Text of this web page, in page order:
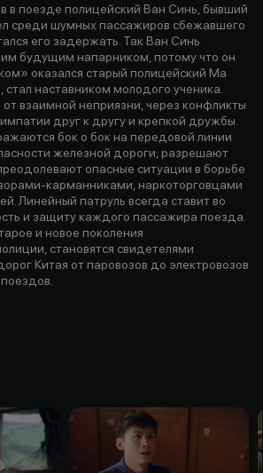
в поезде полицейский Ван Синь, бывший
среди шумных пассажиров сбежавшего
его задержать. Так Ван Синь
будущим напарником, потому что он
оказался старый полицейский Ма
стал наставником молодого ученика.
от взаимной неприязни, через конфликты
друг к другу и крепкой дружбы.
бок о бок на передовой линии
железной дороги, разрешают
опасные ситуации в борьбе
карманниками, наркоторговцами
Линейный патруль всегда ставит во
и защиту каждого пассажира поезда.
и новое поколения
становятся свидетелями
Китая от паровозов до электровозов